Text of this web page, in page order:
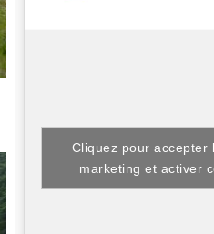
Cliquez pour accepter
marketing et activer